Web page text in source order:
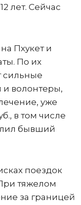
лет. Сейчас
Пхукет и
По их
сильные
и волонтеры,
уже
в том числе
бывший
поездок
тяжелом
за границей